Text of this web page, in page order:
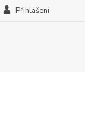
Přihlášení